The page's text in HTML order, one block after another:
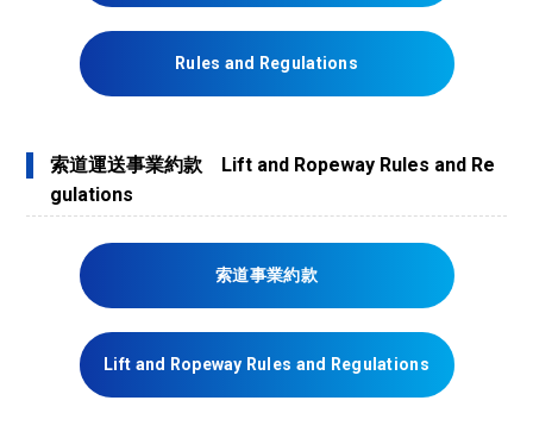
Rules and Regulations
索道運送事業約款 Lift and Ropeway Rules and Re
gulations
索道事業約款
Lift and Ropeway Rules and Regulations